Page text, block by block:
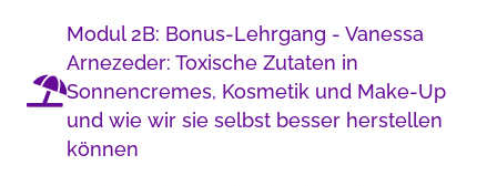
Modul 2B: Bonus-Lehrgang - Vanessa
Arnezeder: Toxische Zutaten in
Sonnencremes, Kosmetik und Make-Up
und wie wir sie selbst besser herstellen
können